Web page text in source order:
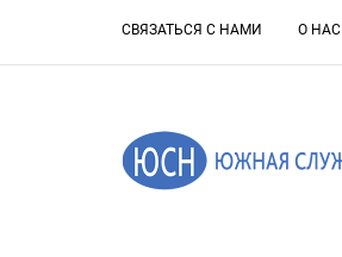
СВЯЗАТЬСЯ С НАМИ О НАС